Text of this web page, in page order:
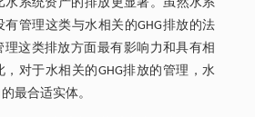
水系统资产的排放更显著。虽然水系
管理这类与水相关的GHG排放的法
理这类排放方面最有影响力和具有相
对于水相关的GHG排放的管理，水
最合适实体。